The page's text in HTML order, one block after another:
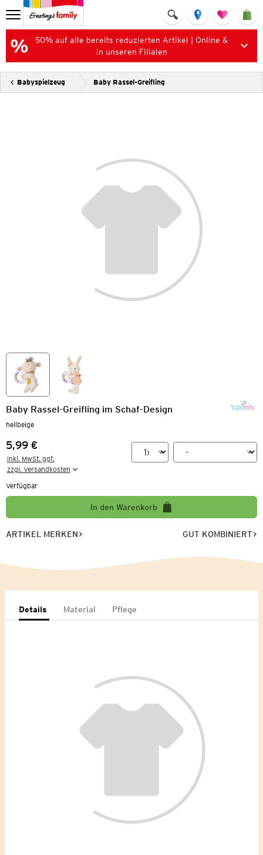
50% auf alle bereits reduzierten Artikel | Online &
in unseren Filialen
Babyspielzeug Baby Rassel-Greifling
Baby Rassel-Greifling im Schaf-Design
hellbeige
Preis:
5,99 €
inkl. MwSt. ggf.
zzgl. Versandkosten
Verfügbar
In den Warenkorb
ARTIKEL MERKEN GUT KOMBINIERT
Details Material Pflege